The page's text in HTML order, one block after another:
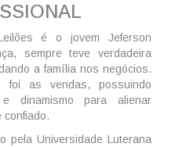
é o jovem Jeferson
sempre teve verdadeira
a família nos negócios.
foi as vendas, possuindo
dinamismo para alienar
confiado.
pela Universidade Luterana